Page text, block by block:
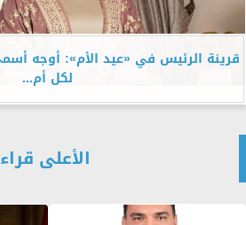
قرينة الرئيس في «عيد الأم»: أوجه
لكل أم...
الأعلى